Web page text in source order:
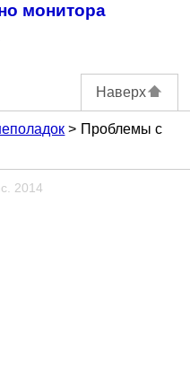
монитора
Наверх
Проблемы с
2014